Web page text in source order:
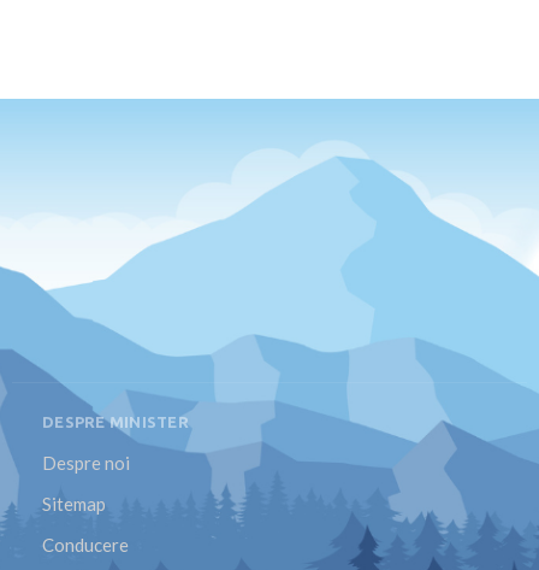
DESPRE MINISTER
Despre noi
Sitemap
Conducere